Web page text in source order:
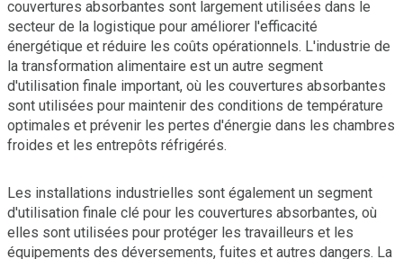
couvertures absorbantes sont largement utilisées dans le
secteur de la logistique pour améliorer l'efficacité
énergétique et réduire les coûts opérationnels. L'industrie de
la transformation alimentaire est un autre segment
d'utilisation finale important, où les couvertures absorbantes
sont utilisées pour maintenir des conditions de température
optimales et prévenir les pertes d'énergie dans les chambres
froides et les entrepôts réfrigérés.
Les installations industrielles sont également un segment
d'utilisation finale clé pour les couvertures absorbantes, où
elles sont utilisées pour protéger les travailleurs et les
équipements des déversements, fuites et autres dangers. La